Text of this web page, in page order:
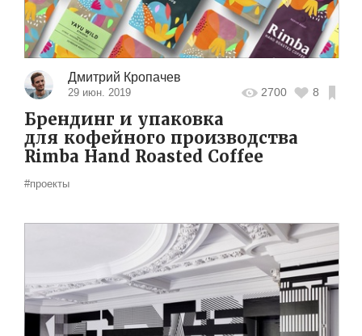
Дмитрий Кропачев
29 июн. 2019 2700 8
Брендинг и упаковка
для кофейного производства
Rimba Hand Roasted Coffee
#проекты